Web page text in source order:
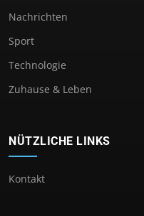
Nachrichten
Sport
Technologie
Zuhause & Leben
NÜTZLICHE LINKS
Kontakt